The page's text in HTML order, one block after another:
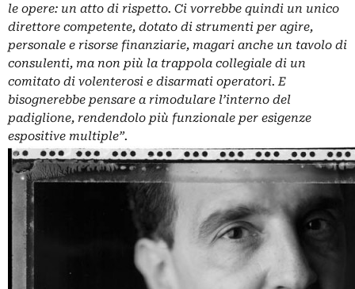
le opere: un atto di rispetto. Ci vorrebbe quindi un unico
direttore competente, dotato di strumenti per agire,
personale e risorse finanziarie, magari anche un tavolo di
consulenti, ma non più la trappola collegiale di un
comitato di volenterosi e disarmati operatori. E
bisognerebbe pensare a rimodulare l’interno del
padiglione, rendendolo più funzionale per esigenze
espositive multiple”.